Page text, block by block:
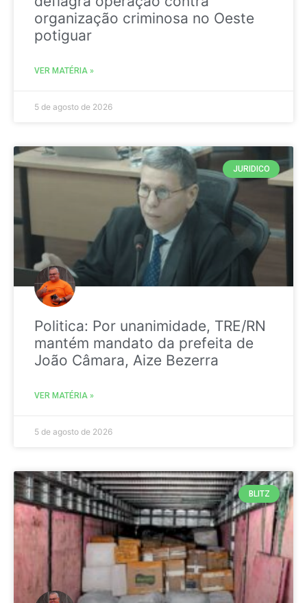
organização criminosa no Oeste
potiguar
VER MATÉRIA »
5 de agosto de 2026
JURIDICO
Politica: Por unanimidade, TRE/RN
mantém mandato da prefeita de
João Câmara, Aize Bezerra
VER MATÉRIA »
5 de agosto de 2026
BLITZ